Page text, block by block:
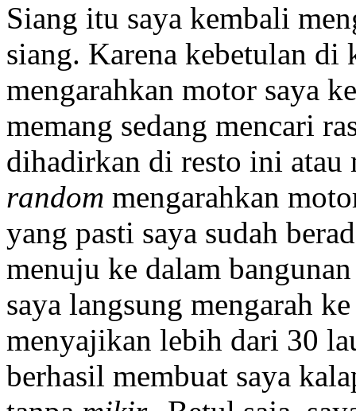
Siang itu saya kembali
siang. Karena kebetulan di
mengarahkan motor saya
memang sedang mencari
dihadirkan di resto ini atau
random mengarahkan
yang pasti saya sudah
menuju ke dalam
saya langsung mengarah
menyajikan lebih dari 30
berhasil membuat saya